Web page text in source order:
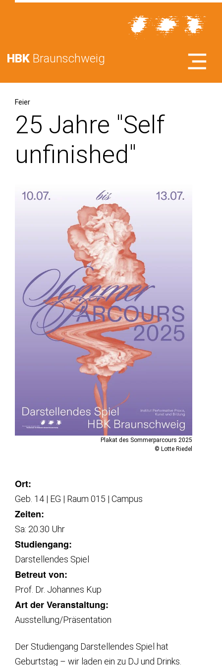
HBK Braunschweig
Feier
25 Jahre "Self
unfinished"
Plakat des Sommerparcours 2025
© Lotte Riedel
Ort:
Geb. 14 | EG | Raum 015 | Campus
Zeiten:
Sa: 20.30 Uhr
Studiengang:
Darstellendes Spiel
Betreut von:
Prof. Dr. Johannes Kup
Art der Veranstaltung:
Ausstellung/Präsentation
Der Studiengang Darstellendes Spiel hat
Geburtstag – wir laden ein zu DJ und Drinks.